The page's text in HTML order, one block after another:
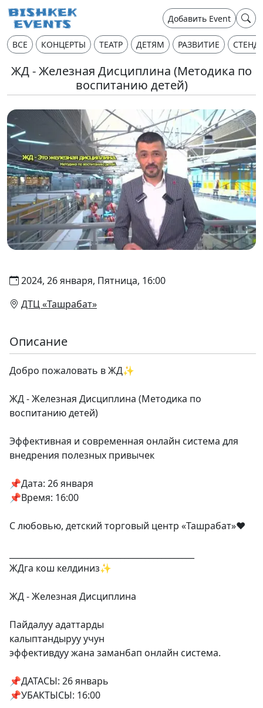
Добавить Event
ВСЕ КОНЦЕРТЫ ТЕАТР ДЕТЯМ РАЗВИТИЕ
ЖД - Железная Дисциплина (Методика по
воспитанию детей)
2024, 26 января, Пятница, 16:00
ДТЦ «Ташрабат»
Описание
Добро пожаловать в ЖД✨
ЖД - Железная Дисциплина (Методика по
воспитанию детей)
Эффективная и современная онлайн система для
внедрения полезных привычек
📌Дата: 26 января
📌Время: 16:00
С любовью, детский торговый центр «Ташрабат»❤️
ЖДга кош келдиниз✨
ЖД - Железная Дисциплина
Пайдалуу адаттарды
калыптандыруу учун
эффективдуу жана заманбап онлайн система.
📌ДАТАСЫ: 26 январь
📌УБАКТЫСЫ: 16:00